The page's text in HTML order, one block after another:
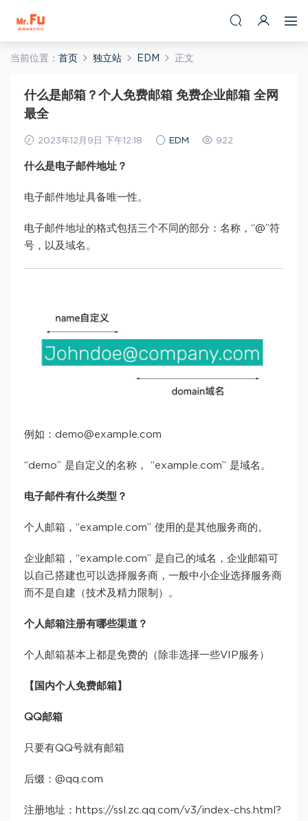
当前位置： 首页 独立站 EDM 正文
什么是邮箱？个人免费邮箱 免费企业邮箱 全网
最全
2023年12月9日 下午12:18 EDM 922
什么是电子邮件地址？
电子邮件地址具备唯一性。
电子邮件地址的格式包括三个不同的部分：名称，“@”符
号，以及域名。
例如：demo@example.com
“demo” 是自定义的名称， “example.com” 是域名。
电子邮件有什么类型？
个人邮箱，“example.com” 使用的是其他服务商的。
企业邮箱，“example.com” 是自己的域名，企业邮箱可
以自己搭建也可以选择服务商，一般中小企业选择服务商
而不是自建（技术及精力限制）。
个人邮箱注册有哪些渠道？
个人邮箱基本上都是免费的（除非选择一些VIP服务）
【国内个人免费邮箱】
QQ邮箱
只要有QQ号就有邮箱
后缀：@qq.com
注册地址：https://ssl.zc.qq.com/v3/index-chs.html?